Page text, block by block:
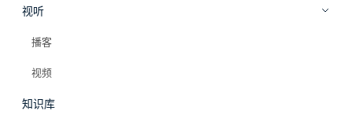
视听
播客
视频
知识库